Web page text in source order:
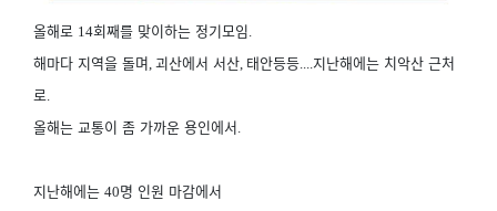
올해로 14회째를 맞이하는 정기모임.
해마다 지역을 돌며, 괴산에서 서산, 태안등등....지난해에는 치악산 근처
로.
올해는 교통이 좀 가까운 용인에서.
지난해에는 40명 인원 마감에서